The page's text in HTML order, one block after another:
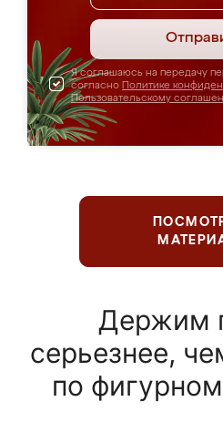
Я соглашаюсь на передачу
согласно Политике
Пользовательскому
Держим
серьезнее,
по